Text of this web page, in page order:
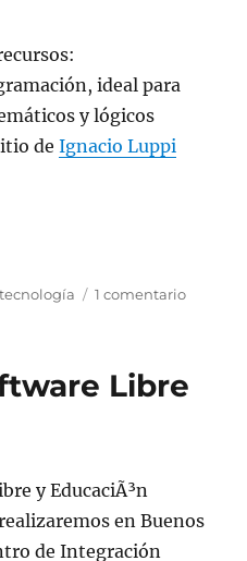
ideal para
y lógicos
deIgnacio Luppi
1 comentarioen
recursos
Libre
en Buenos
de Integración